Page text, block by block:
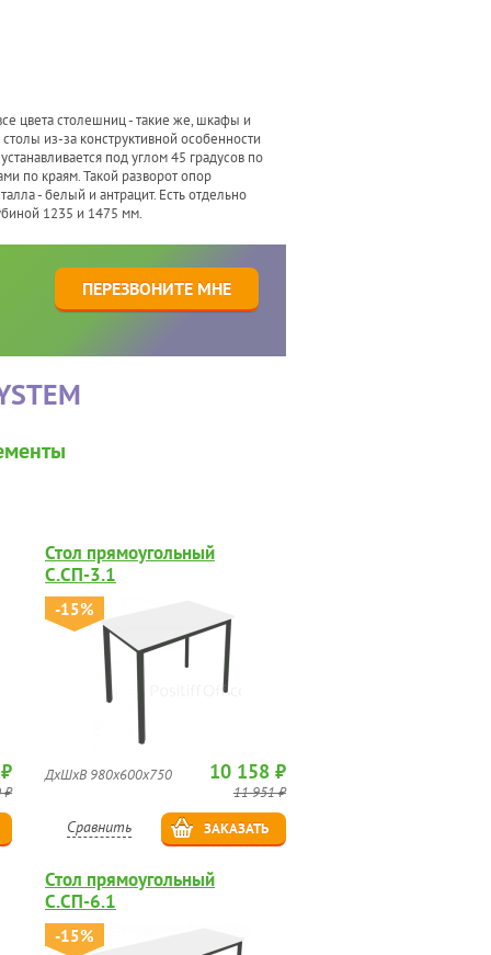
цвета столешниц - такие же, шкафы и
из-за конструктивной особенности
под углом 45 градусов по
по краям. Такой разворот опор
- белый и антрацит. Есть отдельно
1235 и 1475 мм.
ПЕРЕЗВОНИТЕ МНЕ
₽
Стол прямоугольный
С.СП-3.1
-15%
ДхШхВ 980х600х750 10 158 ₽
11 951 ₽
Сравнить ЗАКАЗАТЬ
Стол прямоугольный
С.СП-6.1
-15%